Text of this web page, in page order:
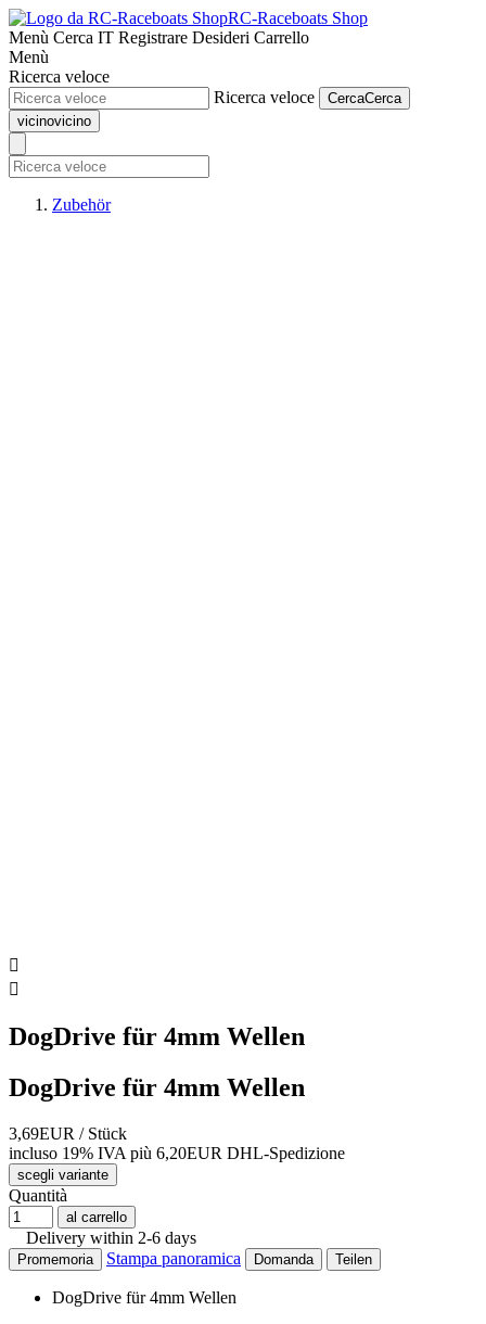
RC-Raceboats Shop
Menù Cerca IT Registrare Desideri Carrello
Menù
Ricerca veloce
Ricerca veloce
CercaCerca
vicinovicino
Zubehör


DogDrive für 4mm Wellen
DogDrive für 4mm Wellen
3,69EUR / Stück
incluso 19% IVA più 6,20EUR DHL-Spedizione
scegli variante
Quantità
al carrello
Delivery within 2-6 days
Promemoria Stampa panoramica Domanda Teilen
DogDrive für 4mm Wellen